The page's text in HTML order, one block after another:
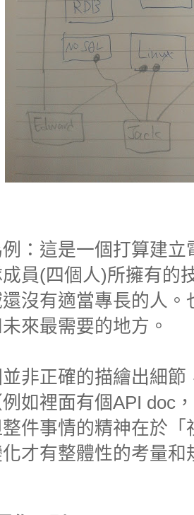
：這是一個打算建
成員(四個人)所擁有的
沒有適當專長的人
來最需要的地方。
非正確的描繪出細
如裡面有個API doc
件事情的精神在於
化才有整體性的考量